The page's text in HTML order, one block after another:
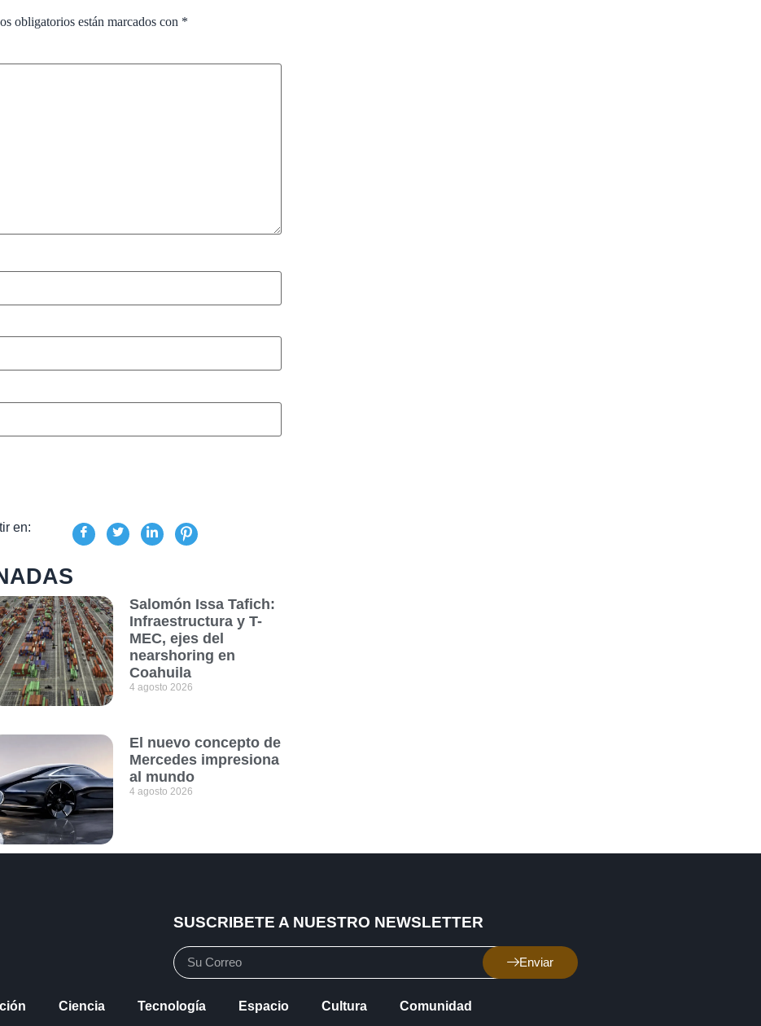
obligatorios están marcados con *
en:
Salomón Issa Tafich:
Infraestructura y T-
MEC, ejes del
nearshoring en
Coahuila
4 agosto 2026
El nuevo concepto de
Mercedes impresiona
al mundo
4 agosto 2026
SUSCRIBETE A NUESTRO NEWSLETTER
Enviar
Ciencia Tecnología Espacio Cultura Comunidad